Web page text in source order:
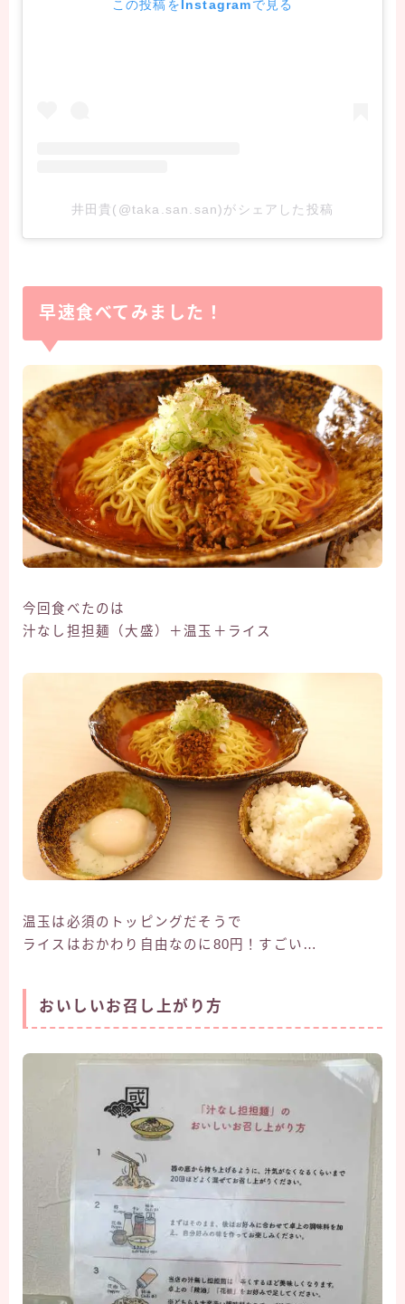
この投稿をInstagramで見る
井田貴(@taka.san.san)がシェアした投稿
早速食べてみました！
今回食べたのは
汁なし担担麺（大盛）＋温玉＋ライス
温玉は必須のトッピングだそうで
ライスはおかわり自由なのに80円！すごい…
おいしいお召し上がり方